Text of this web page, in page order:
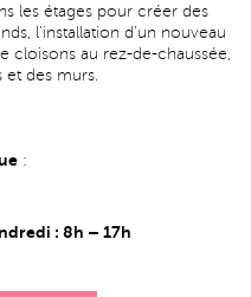
les étages pour créer des
l’installation d’un nouveau
cloisons au rez-de-chaussée,
des murs.
:
: 8h – 17h